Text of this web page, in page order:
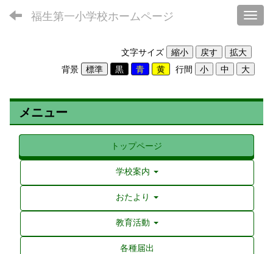
福生第一小学校ホームページ
文字サイズ
背景
行間
メニュー
トップページ
学校案内
おたより
教育活動
各種届出